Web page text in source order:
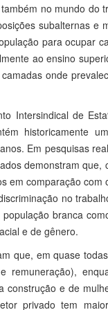
no mundo do
subalternas
para ocupar
ao ensino
onde
Intersindical de
historicamente
Em pesquisas
demonstram
em comparação
no
branca
e de gênero.
que, em quase
remuneração),
construção e de
privado tem